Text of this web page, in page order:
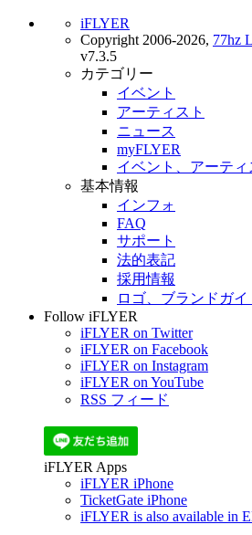
iFLYER
Copyright 2006-2026, 77hz
v7.3.5
カテゴリー
イベント
アーティスト
ニュース
myFLYER
イベント、アーテ
基本情報
インフォ
FAQ
サポート
法的表記
採用情報
ロゴ、ブランドガ
Follow iFLYER
iFLYER on Twitter
iFLYER on Facebook
iFLYER on Instagram
iFLYER on YouTube
RSS フィード
iFLYER Apps
iFLYER iPhone
TicketGate iPhone
iFLYER is also available in